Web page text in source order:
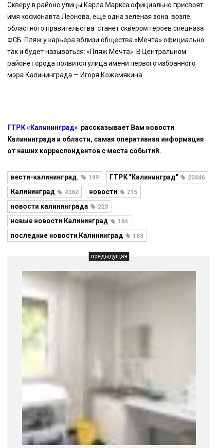
Скверу в районе улицы Карла Маркса официально присвоят
имя космонавта Леонова, ещё одна зелёная зона возле
областного правительства станет сквером героев спецназа
ФСБ. Пляж у карьера вблизи общества «Мечта» официально
так и будет называться: «Пляж Мечта». В Центральном
районе города появится улица имени первого избранного
мэра Калининграда — Игоря Кожемякина.
ГТРК «Калининград» рассказывает Вам новости
Калининграда и области, самая оперативная информация
от наших корреспондентов с места событий.
вести-калининград. 199 ГТРК "Калининград" 22446
Калининград 4362 новости 215
новости калининграда 223
новые новости Калининград 164
последние новости Калининград 163
предыдущая